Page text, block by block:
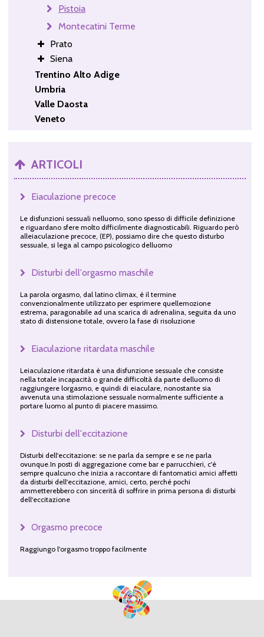
Pistoia
Montecatini Terme
Prato
Siena
Trentino Alto Adige
Umbria
Valle Daosta
Veneto
ARTICOLI
Eiaculazione precoce
Le disfunzioni sessuali nelluomo, sono spesso di difficile definizione
e riguardano sfere molto difficilmente diagnosticabili. Riguardo però
alleiaculazione precoce, (EP), possiamo dire che questo disturbo
sessuale, si lega al campo psicologico delluomo
Disturbi dell'orgasmo maschile
La parola orgasmo, dal latino climax, è il termine
convenzionalmente utilizzato per esprimere quellemozione
estrema, paragonabile ad una scarica di adrenalina, seguita da uno
stato di distensione totale, ovvero la fase di risoluzione
Eiaculazione ritardata maschile
Leiaculazione ritardata è una disfunzione sessuale che consiste
nella totale incapacità o grande difficoltà da parte delluomo di
raggiungere lorgasmo, e quindi di eiaculare, nonostante sia
avvenuta una stimolazione sessuale normalmente sufficiente a
portare luomo al punto di piacere massimo.
Disturbi dell'eccitazione
Disturbi dell'eccitazione: se ne parla da sempre e se ne parla
ovunque.In posti di aggregazione come bar e parrucchieri, c'è
sempre qualcuno che inizia a raccontare di fantomatici amici affetti
da disturbi dell'eccitazione, amici, certo, perché pochi
ammetterebbero con sincerità di soffrire in prima persona di disturbi
dell'eccitazione
Orgasmo precoce
Raggiungo l'orgasmo troppo facilmente